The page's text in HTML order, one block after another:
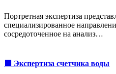
Портретная экспертиза
специализированное
сосредоточенное на анализ…
🟩 Экспертиза счетчика воды